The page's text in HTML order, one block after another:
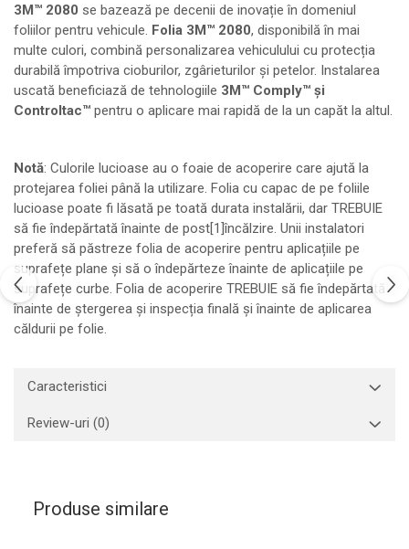
Polimeric
Cast
Speciale
Folie transfer
Benzi adezive
Folie termo transfer
Benzi și covoare anti-alunecare
3M™ 2080 se bazează pe decenii de inovație în domeniul
foliilor pentru vehicule. Folia 3M™ 2080, disponibilă în mai
multe culori, combină personalizarea vehiculului cu protecția
durabilă împotriva cioburilor, zgârieturilor și petelor. Instalarea
uscată beneficiază de tehnologiile 3M™ Comply™ și
Controltac™ pentru o aplicare mai rapidă de la un capăt la altul.
Notă: Culorile lucioase au o foaie de acoperire care ajută la
protejarea foliei până la utilizare. Folia cu capac de pe foliile
lucioase poate fi lăsată pe toată durata instalării, dar TREBUIE
să fie îndepărtată înainte de post[1]încălzire. Unii instalatori
preferă să păstreze folia de acoperire pentru aplicațiile pe
suprafețe plane și să o îndepărteze înainte de aplicațiile pe
suprafețe curbe. Folia de acoperire TREBUIE să fie îndepărtată
înainte de ștergerea și inspecția finală și înainte de aplicarea
căldurii pe folie.
Caracteristici
Review-uri (0)
Produse similare